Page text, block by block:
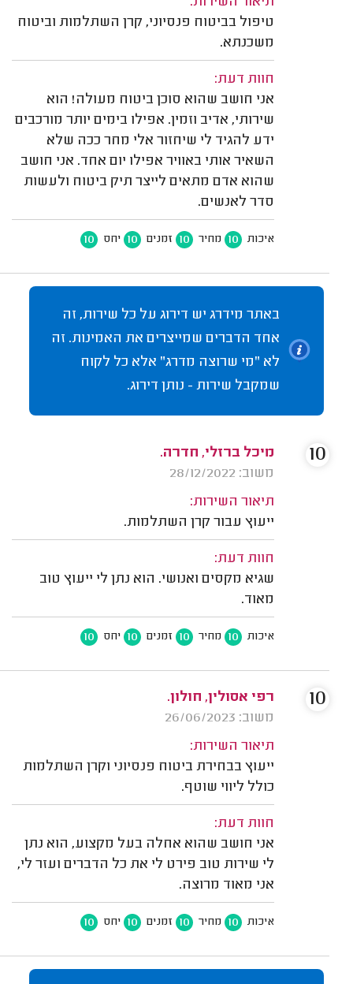
טיפול בביטוח פנסיוני, קרן השתלמות וביטוח
משכנתא.
חוות דעת:
אני חושב שהוא סוכן ביטוח מעולה! הוא
שירותי, אדיב וזמין. אפילו בימים יותר מורכבים
ידע להגיד לי שיחזור אלי מחר ככה שלא
השאיר אותי באוויר אפילו יום אחד. אני חושב
שהוא אדם מתאים לייצר תיק ביטוח ולעשות
סדר לאנשים.
איכות 10 מחיר 10 זמנים 10 יחס 10
באתר מידרג יש דירוג על כל שירות, זה
אחד הדברים שמייצרים את האמינות. זה
לא "מי שרוצה מדרג" אלא כל לקוח
שמקבל שירות - נותן דירוג.
מיכל ברזלי, חדרה.
משוב: 28/12/2022
תיאור השירות:
ייעוץ עבור קרן השתלמות.
חוות דעת:
שגיא מקסים ואנושי. הוא נתן לי ייעוץ טוב
מאוד.
איכות 10 מחיר 10 זמנים 10 יחס 10
10
רפי אסולין, חולון.
משוב: 26/06/2023
תיאור השירות:
ייעוץ בבחירת ביטוח פנסיוני וקרן השתלמות
כולל ליווי שוטף.
חוות דעת:
אני חושב שהוא אחלה בעל מקצוע, הוא נתן
לי שירות טוב פירט לי את כל הדברים ועזר לי,
אני מאוד מרוצה.
איכות 10 מחיר 10 זמנים 10 יחס 10
10